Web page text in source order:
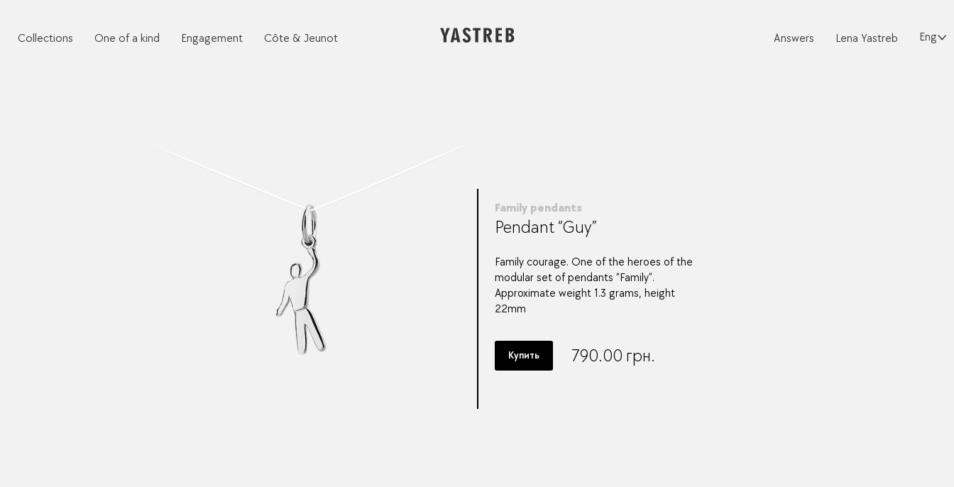
Collections One of a kind Engagement Côte & Jeunot Answers Lena Yastreb English
Family pendants
Pendant “Guy”
Family courage. One of the heroes of the
modular set of pendants “Family”.
Approximate weight 1.3 grams, height
22mm
Купить 790.00 грн.